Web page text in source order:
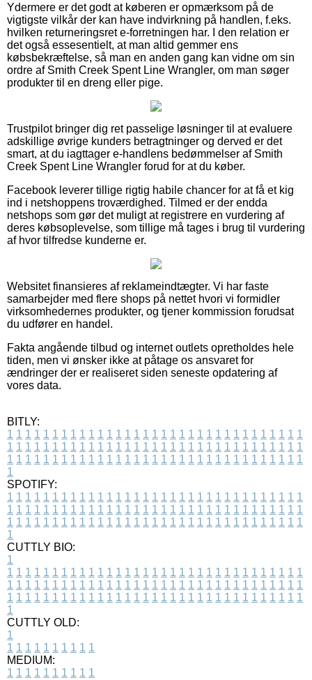
Ydermere er det godt at køberen er opmærksom på de
vigtigste vilkår der kan have indvirkning på handlen, f.eks.
hvilken returneringsret e-forretningen har. I den relation er
det også essesentielt, at man altid gemmer ens
købsbekræftelse, så man en anden gang kan vidne om sin
ordre af Smith Creek Spent Line Wrangler, om man søger
produkter til en dreng eller pige.
Trustpilot bringer dig ret passelige løsninger til at evaluere
adskillige øvrige kunders betragtninger og derved er det
smart, at du iagttager e-handlens bedømmelser af Smith
Creek Spent Line Wrangler forud for at du køber.
Facebook leverer tillige rigtig habile chancer for at få et kig
ind i netshoppens troværdighed. Tilmed er der endda
netshops som gør det muligt at registrere en vurdering af
deres købsoplevelse, som tillige må tages i brug til vurdering
af hvor tilfredse kunderne er.
Websitet finansieres af reklameindtægter. Vi har faste
samarbejder med flere shops på nettet hvori vi formidler
virksomhedernes produkter, og tjener kommission forudsat
du udfører en handel.
Fakta angående tilbud og internet outlets opretholdes hele
tiden, men vi ønsker ikke at påtage os ansvaret for
ændringer der er realiseret siden seneste opdatering af
vores data.
BITLY:
1 1 1 1 1 1 1 1 1 1 1 1 1 1 1 1 1 1 1 1 1 1 1 1 1 1 1 1 1 1 1 1 1
1 1 1 1 1 1 1 1 1 1 1 1 1 1 1 1 1 1 1 1 1 1 1 1 1 1 1 1 1 1 1 1 1
1 1 1 1 1 1 1 1 1 1 1 1 1 1 1 1 1 1 1 1 1 1 1 1 1 1 1 1 1 1 1 1 1
1
SPOTIFY:
1 1 1 1 1 1 1 1 1 1 1 1 1 1 1 1 1 1 1 1 1 1 1 1 1 1 1 1 1 1 1 1 1
1 1 1 1 1 1 1 1 1 1 1 1 1 1 1 1 1 1 1 1 1 1 1 1 1 1 1 1 1 1 1 1 1
1 1 1 1 1 1 1 1 1 1 1 1 1 1 1 1 1 1 1 1 1 1 1 1 1 1 1 1 1 1 1 1 1
1
CUTTLY BIO:
1
1 1 1 1 1 1 1 1 1 1 1 1 1 1 1 1 1 1 1 1 1 1 1 1 1 1 1 1 1 1 1 1 1
1 1 1 1 1 1 1 1 1 1 1 1 1 1 1 1 1 1 1 1 1 1 1 1 1 1 1 1 1 1 1 1 1
1 1 1 1 1 1 1 1 1 1 1 1 1 1 1 1 1 1 1 1 1 1 1 1 1 1 1 1 1 1 1 1 1
1
CUTTLY OLD:
1
1 1 1 1 1 1 1 1 1 1
MEDIUM:
1 1 1 1 1 1 1 1 1 1